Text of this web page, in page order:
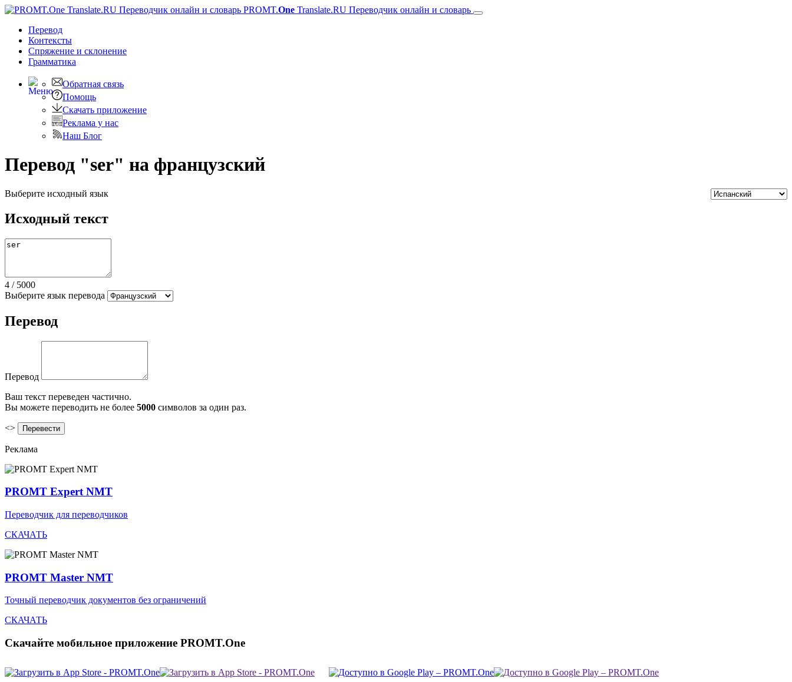
PROMT.One Translate.RU Переводчик онлайн и словарь
Перевод
Контексты
Спряжение и склонение
Грамматика
Обратная связь
Помощь
Скачать приложение
Реклама у нас
Наш Блог
Перевод " ser" на французский
Выберите исходный язык
Исходный текст
4 / 5000
Выберите язык перевода
Перевод
Перевод
Ваш текст переведен частично.
Вы можете переводить не более 5000 символов за один раз.
<>
Реклама
PROMT Expert NMT
Переводчик для переводчиков
СКАЧАТЬ
PROMT Master NMT
Точный переводчик документов без ограничений
СКАЧАТЬ
Скачайте мобильное приложение PROMT.One